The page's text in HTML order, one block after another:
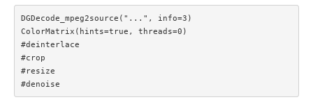
DGDecode_mpeg2source("...", info=3)
ColorMatrix(hints=true, threads=0)
#deinterlace
#crop
#resize
#denoise